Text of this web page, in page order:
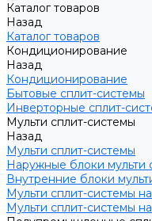
Каталог товаров
Назад
Каталог товаров
Кондиционирование
Назад
Кондиционирование
Бытовые сплит-системы
Инверторные сплит-
Мульти сплит-системы
Назад
Мульти сплит-системы
Наружные блоки мульти
Внутренние блоки
Мульти сплит-системы
Мульти сплит-системы